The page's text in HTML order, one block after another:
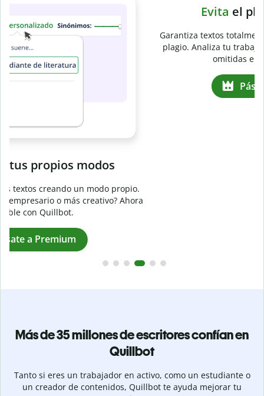
Evitael plagio accidental
Garantiza textos totalmente originales con el detector de
plagio. Analiza tu trabajo en segundos e identifica citas
Más de 35 millones de escritores confían en
Quillbot
Tanto si eres un trabajador en activo, como un estudiante o
un creador de contenidos, Quillbot te ayuda mejorar tu